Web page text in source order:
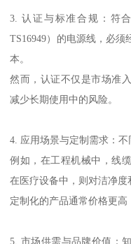
3. 认证与标准合规：符
TS16949）的电源线，必
本。
然而，认证不仅是市场准
减少长期使用中的风险。
4. 应用场景与定制需求：不
例如，在工程机械中，线
在医疗设备中，则对洁净度
定制化的产品通常价格更高
5. 市场供需与品牌价值：